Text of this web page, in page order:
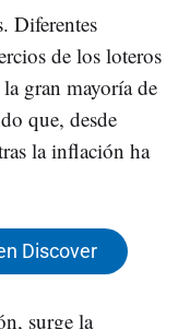
Diferentes
de los loteros
la gran mayoría de
que, desde
la inflación ha
Discover
surge la